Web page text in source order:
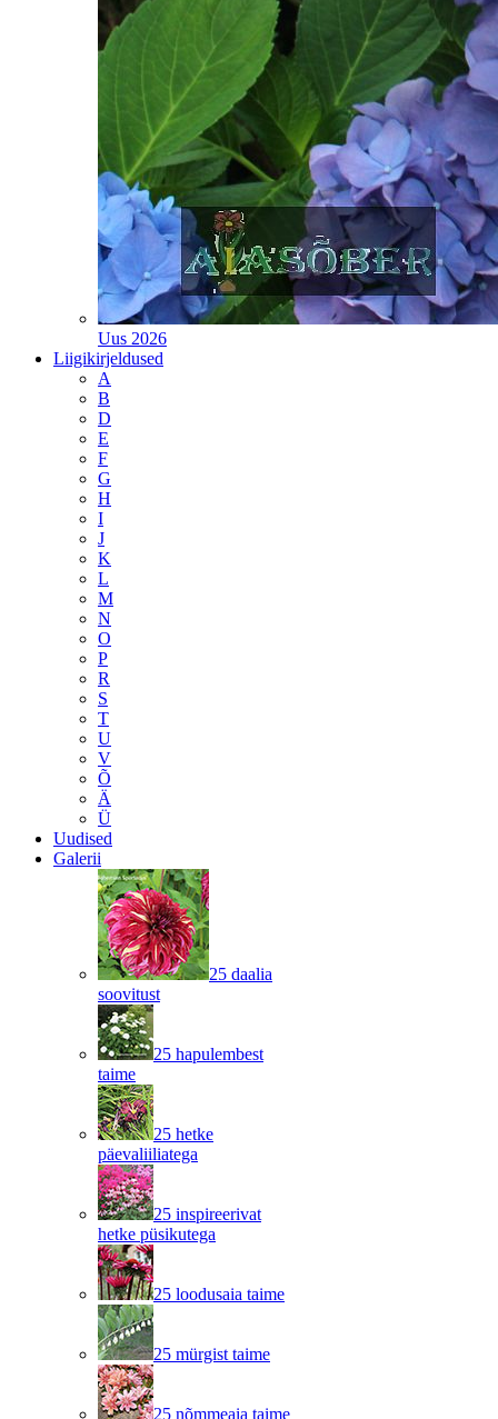
Uus 2026
Liigikirjeldused
A
B
D
E
F
G
H
I
J
K
L
M
N
O
P
R
S
T
U
V
Õ
Ä
Ü
Uudised
Galerii
25 daalia
soovitust
25 hapulembest
taime
25 hetke
päevaliiliatega
25 inspireerivat
hetke püsikutega
25 loodusaia taime
25 mürgist taime
25 nõmmeaia taime